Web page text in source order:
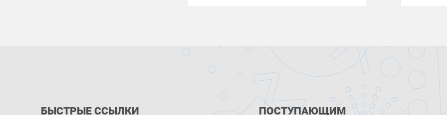
БЫСТРЫЕ ССЫЛКИ ПОСТУПАЮЩИМ